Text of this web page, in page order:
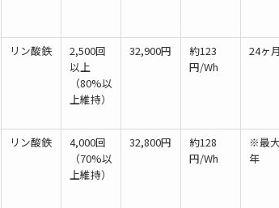
リン酸鉄
2,500回
以上
（80%以
上維持）
32,900円
約123
円/Wh
24ヶ月
リン酸鉄
4,000回
（70%以
上維持）
32,800円
約128
円/Wh
※最
年